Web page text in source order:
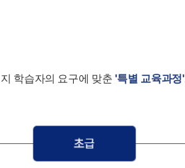
학습자의 요구에 맞춘 '특별 교육과정'